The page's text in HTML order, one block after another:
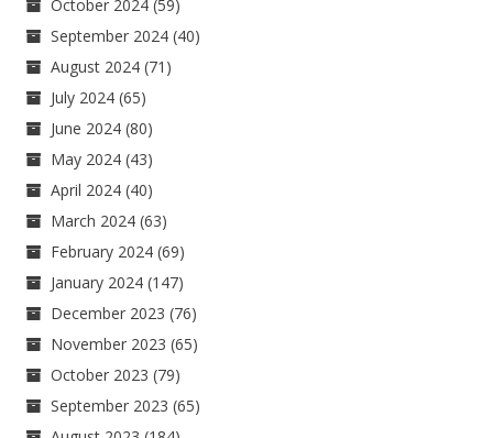
October 2024 (59)
September 2024 (40)
August 2024 (71)
July 2024 (65)
June 2024 (80)
May 2024 (43)
April 2024 (40)
March 2024 (63)
February 2024 (69)
January 2024 (147)
December 2023 (76)
November 2023 (65)
October 2023 (79)
September 2023 (65)